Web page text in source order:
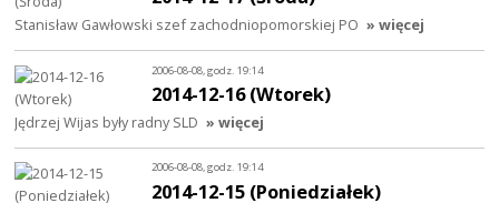
Stanisław Gawłowski szef zachodniopomorskiej PO » więcej
2006-08-08, godz. 19:14
2014-12-16 (Wtorek)
Jędrzej Wijas były radny SLD » więcej
2006-08-08, godz. 19:14
2014-12-15 (Poniedziałek)